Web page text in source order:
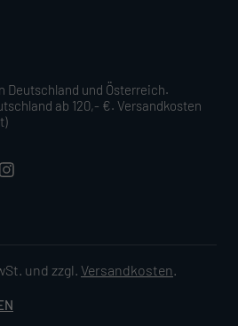
Deutschland und Österreich.
ab 120,- €. Versandkosten
und zzgl. Versandkosten.